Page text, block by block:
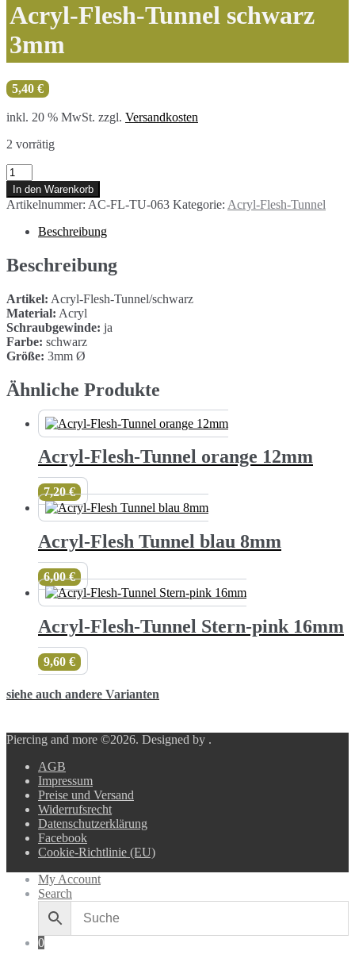
Acryl-Flesh-Tunnel schwarz
3mm
5,40 €
inkl. 20 % MwSt. zzgl. Versandkosten
2 vorrätig
Acryl-
Flesh-
Tunnel
schwarz
3mm
Menge
In den Warenkorb
Artikelnummer: AC-FL-TU-063 Kategorie: Acryl-Flesh-Tunnel
Beschreibung
Beschreibung
Artikel: Acryl-Flesh-Tunnel/schwarz
Material: Acryl
Schraubgewinde: ja
Farbe: schwarz
Größe: 3mm Ø
Ähnliche Produkte
Acryl-Flesh-Tunnel orange 12mm
7,20€
Acryl-Flesh Tunnel blau 8mm
6,00€
Acryl-Flesh-Tunnel Stern-pink 16mm
9,60 €
siehe auch andere Varianten
Piercing and more ©2026. Designed by .
AGB
Impressum
Preise und Versand
Widerrufsrecht
Datenschutzerklärung
Facebook
Cookie-Richtlinie (EU)
My Account
Search
0